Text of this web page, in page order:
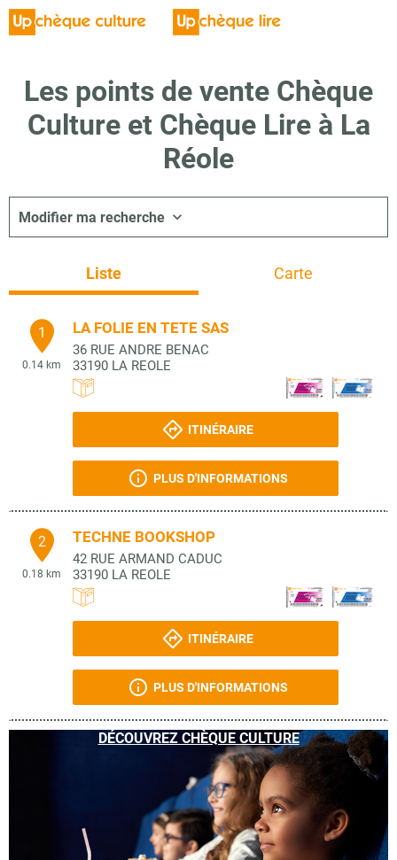
Les points de vente Chèque
Culture et Chèque Lire à La
Réole
Modifier ma recherche
Liste Carte
1
0.14 km
LA FOLIE EN TETE SAS
36 RUE ANDRE BENAC
33190 LA REOLE
ITINÉRAIRE
PLUS D'INFORMATIONS
2
0.18 km
TECHNE BOOKSHOP
42 RUE ARMAND CADUC
33190 LA REOLE
ITINÉRAIRE
PLUS D'INFORMATIONS
DÉCOUVREZ CHÈQUE CULTURE